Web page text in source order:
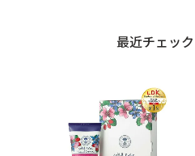
最近チェッ